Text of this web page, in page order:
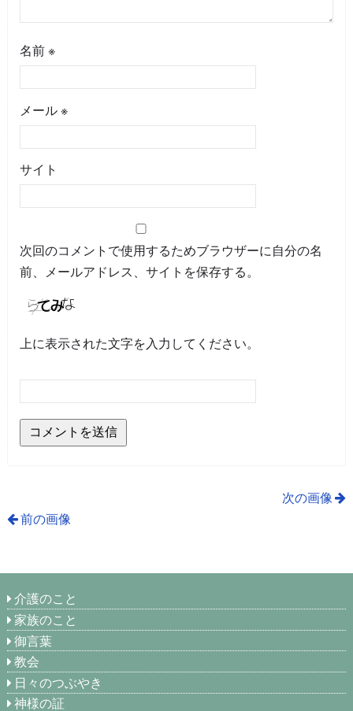
名前 ※
メール ※
サイト
次回のコメントで使用するためブラウザーに自分の名
前、メールアドレス、サイトを保存する。
上に表示された文字を入力してください。
次の画像
前の画像
介護のこと
家族のこと
御言葉
教会
日々のつぶやき
神様の証